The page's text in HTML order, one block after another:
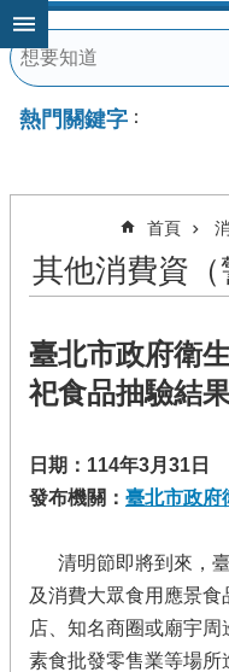
跳到主要內容區塊
熱門關鍵字
首頁
其他消費資（
臺北市政府衛
祀食品抽驗結
日期：114年3月31日
發布機關： 臺北市政府
清明節即將到來，臺
及消費大眾食用應景
店、知名商圈或廟宇
素食批發零售業等場所